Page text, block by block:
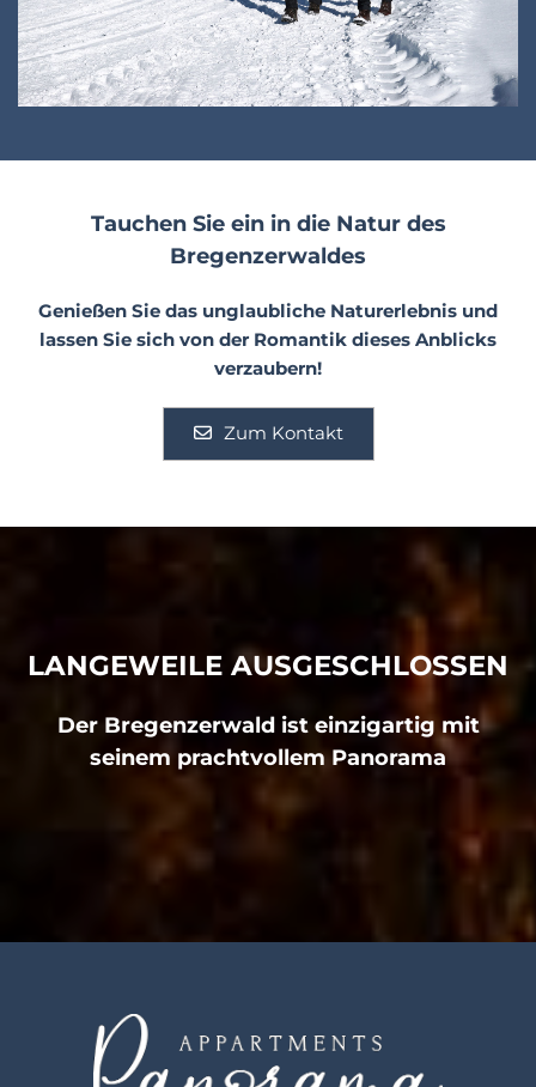
Tauchen Sie ein in die Natur des
Bregenzerwaldes
Genießen Sie das unglaubliche Naturerlebnis und
lassen Sie sich von der Romantik dieses Anblicks
verzaubern!
Zum Kontakt
LANGEWEILE AUSGESCHLOSSEN
Der Bregenzerwald ist einzigartig mit
seinem prachtvollem Panorama